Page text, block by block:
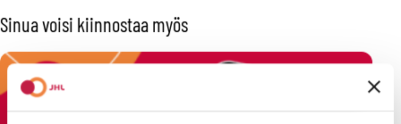
Sinua voisi kiinnostaa myös